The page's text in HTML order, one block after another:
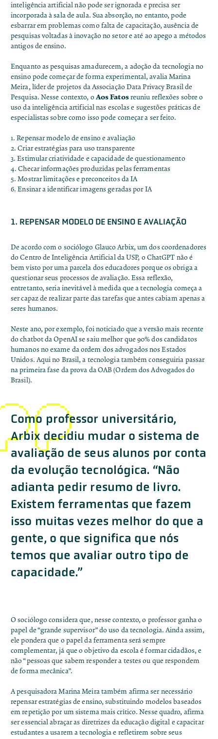
inteligência artificial não pode ser ignorada e precisa ser
incorporada à sala de aula. Sua absorção, no entanto, pode
esbarrar em problemas como falta de capacitação, ausência de
pesquisas voltadas à inovação no setor e até ao apego a métodos
antigos de ensino.
Enquanto as pesquisas amadurecem, a adoção da tecnologia no
ensino pode começar de forma experimental, avalia Marina
Meira, líder de projetos da Associação Data Privacy Brasil de
Pesquisa. Nesse contexto, o Aos Fatosreuniu reflexões sobre o
uso da inteligência artificial nas escolas e sugestões práticas de
especialistas sobre como isso pode começar a ser feito.
1. Repensar modelo de ensino e avaliação
2. Criar estratégias para uso transparente
3. Estimular criatividade e capacidade de questionamento
4. Checar informações produzidas pelas ferramentas
5. Mostrar limitações e preconceitos da IA
6. Ensinar a identificar imagens geradas por IA
1. REPENSAR MODELO DE ENSINO E AVALIAÇÃO
De acordo com o sociólogo Glauco Arbix, um dos coordenadores
do Centro de Inteligência Artificial da USP, o ChatGPT não é
bem visto por uma parcela dos educadores porque os obriga a
questionar seus processos de avaliação. Essa reflexão,
entretanto, seria inevitável à medida que a tecnologia começa a
ser capaz de realizar parte das tarefas que antes cabiam apenas a
seres humanos.
Neste ano, por exemplo,foi noticiado que a versão mais recente
do chatbot da OpenAI se saiu melhor que 90% dos candidatos
humanos no exame da ordem dos advogados nos Estados
Unidos. Aqui no Brasil, a tecnologia tambémconseguiria passar
na primeira fase da prova da OAB (Ordem dos Advogados do
Brasil).
Como professor universitário,
Arbix decidiu mudar o sistema de
avaliação de seus alunos por conta
da evolução tecnológica. “Não
adianta pedir resumo de livro.
Existem ferramentas que fazem
isso muitas vezes melhor do que a
gente, o que significa que nós
temos que avaliar outro tipo de
capacidade.”
O sociólogo considera que, nesse contexto, o professor ganha o
papel de “grande supervisor” do uso da tecnologia. Ainda assim,
ele pondera que o papel da ferramenta será sempre
complementar, já que o objetivo da escola é formar cidadãos, e
não “pessoas que sabem responder a testes ou que respondem
de forma mecânica”.
A pesquisadora Marina Meira também afirma ser necessário
repensar estratégias de ensino, substituindo modelos baseados
em repetição por um sistema mais crítico. Nesse quadro, afirma
ser essencial abraçar as diretrizes da educação digital e capacitar
estudantes a usarem a tecnologia e refletirem sobre seus